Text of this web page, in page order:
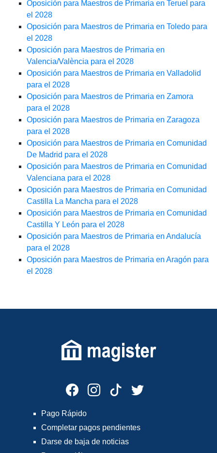
Oposición para Maestros de Primaria en Teruel para
el 2028
Oposición para Maestros de Primaria en Toledo para
el 2028
Oposición para Maestros de Primaria en
Valencia/València para el 2028
Oposición para Maestros de Primaria en Valladolid
para el 2028
Oposición para Maestros de Primaria en Zamora
para el 2028
Oposición para Maestros de Primaria en Zaragoza
para el 2028
Oposición para Maestros de Primaria en Comunidad
De Madrid para el 2028
Oposición para Maestros de Primaria en Comunidad
Valenciana para el 2028
Oposición para Maestros de Primaria en Comunidad
Castilla La Mancha para el 2028
Oposición para Maestros de Primaria en Comunidad
Castilla Y León para el 2028
Oposición para Maestros de Primaria en Andalucía
para el 2028
Oposición para Maestros de Primaria en Aragón para
el 2028
Pago Rápido
Completar pagos pendientes
Darse de baja de noticias